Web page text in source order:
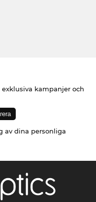
kampanjer och
av dina personliga